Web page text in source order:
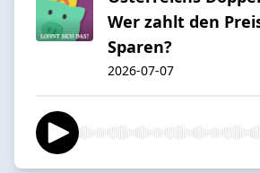
Wer zahlt den
Sparen?
2026-07-07